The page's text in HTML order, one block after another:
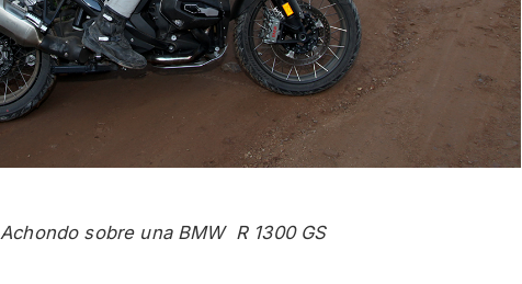
sobre una BMW R 1300 GS